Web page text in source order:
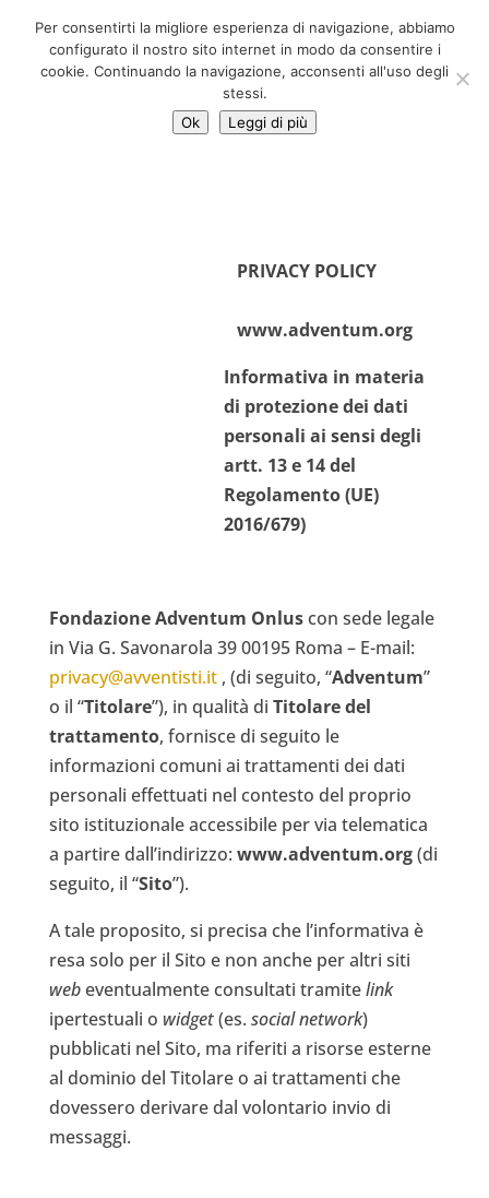
06 39725888
info@adventum.org
PRIVACY POLICY
www.adventum.org
Informativa in materia
di protezione dei dati
personali ai sensi degli
artt. 13 e 14 del
Regolamento (UE)
2016/679)
Fondazione Adventum Onluscon sede legale
in Via G. Savonarola 39 00195 Roma – E-mail:
privacy@avventisti.it, (di seguito, “Adventum”
o il “Titolare”), in qualità di Titolare del
trattamento, fornisce di seguito le
informazioni comuni ai trattamenti dei dati
personali effettuati nel contesto del proprio
sito istituzionale accessibile per via telematica
a partire dall’indirizzo: www.adventum.org(di
seguito, il “Sito”).
A tale proposito, si precisa che l’informativa è
resa solo per il Sito e non anche per altri siti
webeventualmente consultati tramitelink
ipertestuali o widget(es. social network)
pubblicati nel Sito, ma riferiti a risorse esterne
al dominio del Titolare o ai trattamenti che
dovessero derivare dal volontario invio di
messaggi.
Per consentirti la migliore esperienza di navigazione, abbiamo
configurato il nostro sito internet in modo da consentire i
cookie. Continuando la navigazione, acconsenti all'uso degli
stessi.
Ok
Leggi di più